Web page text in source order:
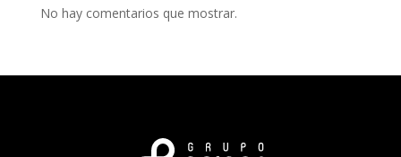
No hay comentarios que mostrar.